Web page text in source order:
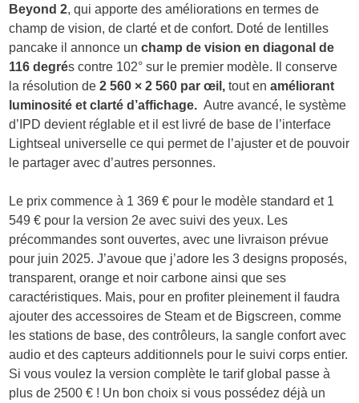
Beyond 2, qui apporte des améliorations en termes de
champ de vision, de clarté et de confort. Doté de lentilles
pancake il annonce un champ de vision en diagonal de
116 degrés contre 102° sur le premier modèle. Il conserve
la résolution de2 560 × 2 560 par œil, tout enaméliorant
luminosité et clarté d’affichage.Autre avancé, le système
d’IPD devient réglable et il est livré de base de l’interface
Lightseal universelle ce qui permet de l’ajuster et de pouvoir
le partager avec d’autres personnes.
Le prix commence à 1 369 € pour le modèle standard et 1
549 € pour la version 2e avec suivi des yeux. Les
précommandes sont ouvertes, avec une livraison prévue
pour juin 2025. J’avoue que j’adore les 3 designs proposés,
transparent, orange et noir carbone ainsi que ses
caractéristiques. Mais, pour en profiter pleinement il faudra
ajouter des accessoires de Steam et de Bigscreen, comme
les stations de base, des contrôleurs, la sangle confort avec
audio et des capteurs additionnels pour le suivi corps entier.
Si vous voulez la version complète le tarif global passe à
plus de 2500 € ! Un bon choix si vous possédez déjà un